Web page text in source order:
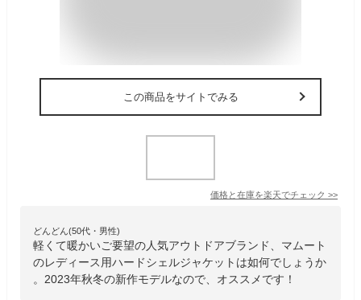
この商品をサイトでみる
価格と在庫を楽天でチェック >>
どんどん(50代・男性)
軽くて暖かいご要望の人気アウトドアブランド、マムート
のレディース用ハードシェルジャケットは如何でしょうか
。2023年秋冬の新作モデルなので、オススメです！